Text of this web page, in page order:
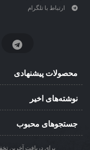
ارتباط با تلگرام
محصولات پیشنهادی
نوشته‌های اخیر
جستجوهای محبوب
برای دریافت آخرین